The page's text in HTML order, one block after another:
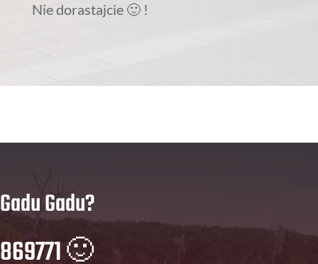
Nie dorastajcie 🙂 !
Gadu Gadu?
869771 🙂